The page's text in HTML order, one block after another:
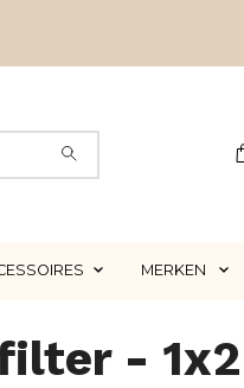
MERKEN
- 1x2